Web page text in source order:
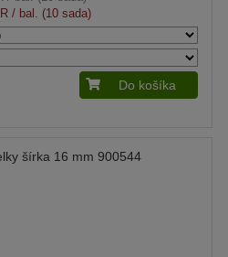
/ bal. (10 sada)
Do košíka
šírka 16 mm 900544